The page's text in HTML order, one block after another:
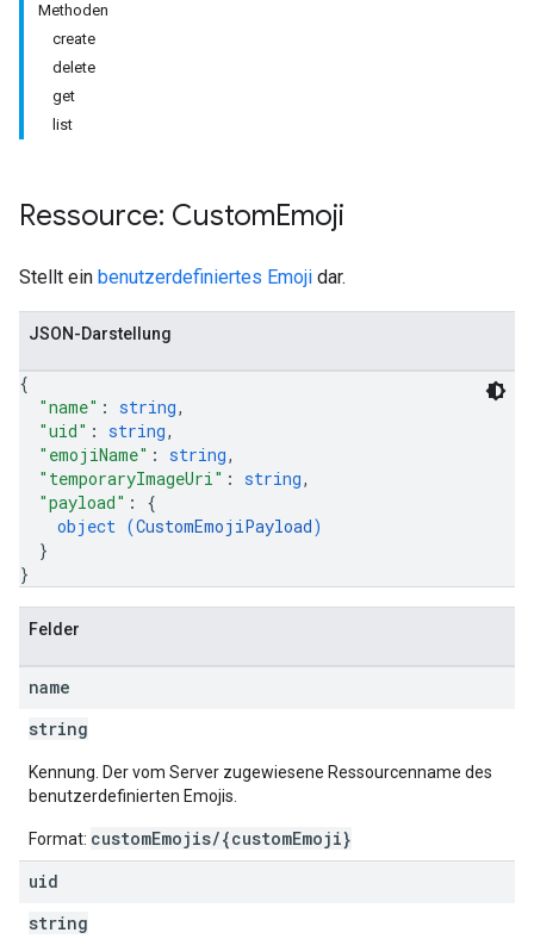
Methoden
create
delete
get
list
Ressource: CustomEmoji
Stellt ein benutzerdefiniertes Emoji dar.
JSON-Darstellung
{
"name" : string,
"uid" : string,
"emojiName" : string,
"temporaryImageUri" : string,
"payload" : {
object (CustomEmojiPayload)
}
}
Felder
name
string
Kennung. Der vom Server zugewiesene Ressourcenname des
benutzerdefinierten Emojis.
Format: customEmojis/{customEmoji}
uid
string